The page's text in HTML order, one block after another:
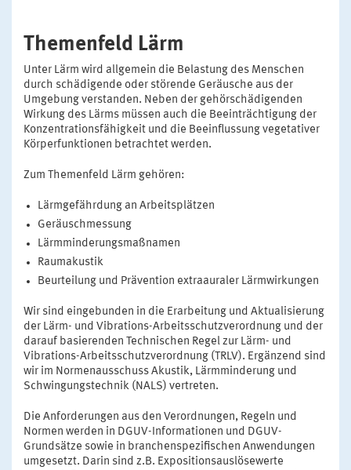
Themenfeld Lärm
Unter Lärm wird allgemein die Belastung des Menschen
durch schädigende oder störende Geräusche aus der
Umgebung verstanden. Neben der gehörschädigenden
Wirkung des Lärms müssen auch die Beeinträchtigung der
Konzentrationsfähigkeit und die Beeinflussung vegetativer
Körperfunktionen betrachtet werden.
Zum Themenfeld Lärm gehören:
Lärmgefährdung an Arbeitsplätzen
Geräuschmessung
Lärmminderungsmaßnamen
Raumakustik
Beurteilung und Prävention extraauraler Lärmwirkungen
Wir sind eingebunden in die Erarbeitung und Aktualisierung
der Lärm- und Vibrations-Arbeitsschutzverordnung und der
darauf basierenden Technischen Regel zur Lärm- und
Vibrations-Arbeitsschutzverordnung (TRLV). Ergänzend sind
wir im Normenausschuss Akustik, Lärmminderung und
Schwingungstechnik (NALS) vertreten.
Die Anforderungen aus den Verordnungen, Regeln und
Normen werden in DGUV-Informationen und DGUV-
Grundsätze sowie in branchenspezifischen Anwendungen
umgesetzt. Darin sind z.B. Expositionsauslösewerte